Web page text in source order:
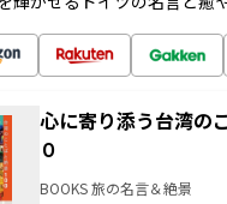
心に寄り添う台湾の
０
BOOKS 旅の名言＆絶景